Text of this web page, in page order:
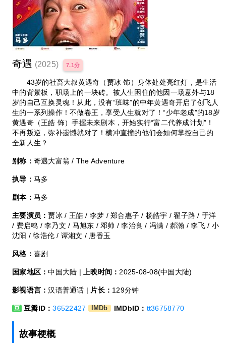
奇遇 (2025) 7.1分
43岁的社畜大叔黄遇奇（贾冰 饰）身体处处亮红灯，是生活
中的背景板，职场上的一块砖。被人生困住的他因一场意外与18
岁的自己互换灵魂！从此，没有“班味”的中年黄遇奇开启了创飞人
生的一系列操作！不做卷王，享受人生就对了！“少年老成”的18岁
黄遇奇（王皓 饰）手握未来剧本，开始实行“富二代养成计划”！
不再叛逆，弥补遗憾就对了！横冲直撞的他们会如何掌控自己的
全新人生？
别称： 奇遇大富翁 / The Adventure
执导： 马多
剧本： 马多
主要演员：贾冰 / 王皓 / 李梦 / 郑合惠子 / 杨皓宇 / 翟子路 / 于洋
/ 费启鸣 / 李乃文 / 马旭东 / 邓帅 / 李治良 / 冯满 / 郝瀚 / 李飞 / 小
沈阳 / 徐浩伦 / 谭湘文 / 唐香玉
风格： 喜剧
国家地区：中国大陆 | 上映时间： 2025-08-08(中国大陆)
影视语言：汉语普通话 | 片长： 129分钟
豆 豆瓣ID：36522427 IMDb IMDbID： tt36758770
故事梗概